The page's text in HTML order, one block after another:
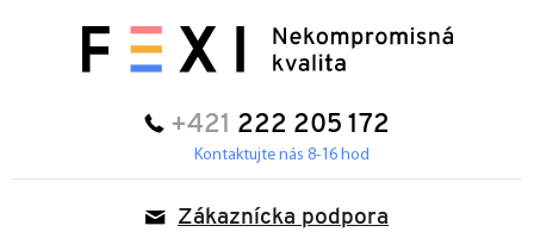
+421 222 205 172
Kontaktujte nás 8-16 hod
Zákaznícka podpora